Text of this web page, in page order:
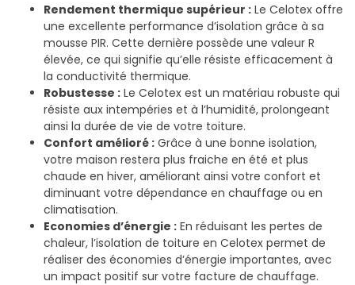
Rendement thermique supérieur : Le Celotex offre
une excellente performance d’isolation grâce à sa
mousse PIR. Cette dernière possède une valeur R
élevée, ce qui signifie qu’elle résiste efficacement à
la conductivité thermique.
Robustesse : Le Celotex est un matériau robuste qui
résiste aux intempéries et à l’humidité, prolongeant
ainsi la durée de vie de votre toiture.
Confort amélioré : Grâce à une bonne isolation,
votre maison restera plus fraiche en été et plus
chaude en hiver, améliorant ainsi votre confort et
diminuant votre dépendance en chauffage ou en
climatisation.
Economies d’énergie : En réduisant les pertes de
chaleur, l’isolation de toiture en Celotex permet de
réaliser des économies d’énergie importantes, avec
un impact positif sur votre facture de chauffage.